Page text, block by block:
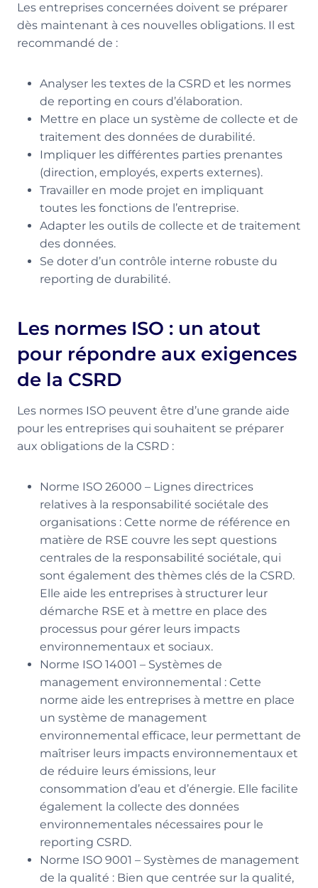
Les entreprises concernées doivent se préparer
dès maintenant à ces nouvelles obligations. Il est
recommandé de :
Analyser les textes de la CSRD et les normes
de reporting en cours d’élaboration.
Mettre en place un système de collecte et de
traitement des données de durabilité.
Impliquer les différentes parties prenantes
(direction, employés, experts externes).
Travailler en mode projet en impliquant
toutes les fonctions de l’entreprise.
Adapter les outils de collecte et de traitement
des données.
Se doter d’un contrôle interne robuste du
reporting de durabilité.
Les normes ISO : un atout
pour répondre aux exigences
de la CSRD
Les normes ISO peuvent être d’une grande aide
pour les entreprises qui souhaitent se préparer
aux obligations de la CSRD :
Norme ISO 26000 – Lignes directrices
relatives à la responsabilité sociétale des
organisations : Cette norme de référence en
matière de RSE couvre les sept questions
centrales de la responsabilité sociétale, qui
sont également des thèmes clés de la CSRD.
Elle aide les entreprises à structurer leur
démarche RSE et à mettre en place des
processus pour gérer leurs impacts
environnementaux et sociaux.
Norme ISO 14001 – Systèmes de
management environnemental : Cette
norme aide les entreprises à mettre en place
un système de management
environnemental efficace, leur permettant de
maîtriser leurs impacts environnementaux et
de réduire leurs émissions, leur
consommation d’eau et d’énergie. Elle facilite
également la collecte des données
environnementales nécessaires pour le
reporting CSRD.
Norme ISO 9001 – Systèmes de management
de la qualité : Bien que centrée sur la qualité,